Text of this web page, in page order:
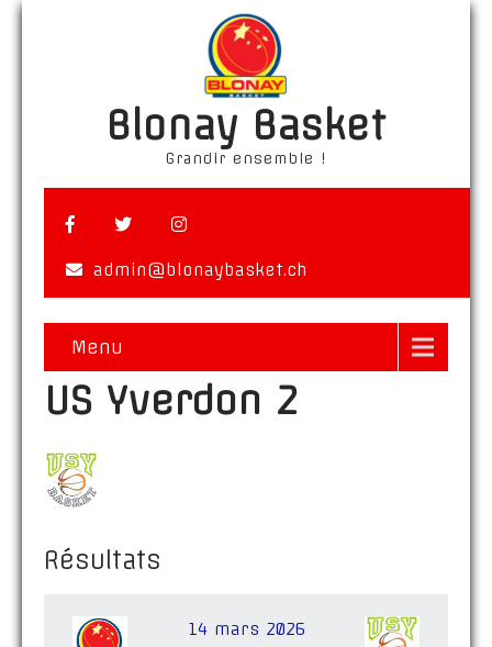
Blonay Basket
Grandir ensemble !
admin@blonaybasket.ch
Menu
US Yverdon 2
Résultats
14 mars 2026